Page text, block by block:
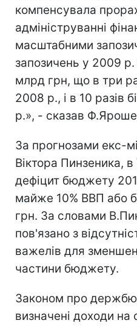
компенсувала
адмініструванні
масштабними
запозичень у 2009
млрд грн, що в три
2008 р., і в 10 разів
р.», - сказав
За прогнозами екс-
Віктора Пинзеника, в
дефіцит бюджету
майже 10% ВВП або
грн. За словами
пов'язано з
важелів для
частини бюджету.
Законом про
визначені доходи на